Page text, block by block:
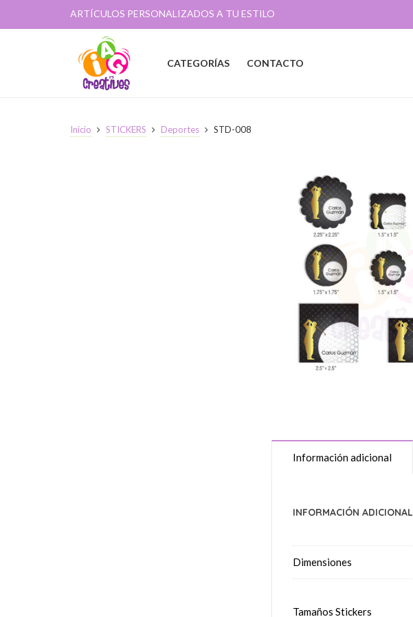
ARTÍCULOS PERSONALIZADOS A TU ESTILO
CATEGORÍAS CONTACTO
Inicio STICKERS Deportes STD-008
Información adicional
INFORMACIÓN ADICIONAL
Dimensiones
Tamaños Stickers